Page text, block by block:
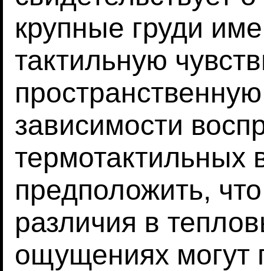
крупные груди
тактильную
зависимости
термотактильных
предположить,
различия в
ощущениях могут